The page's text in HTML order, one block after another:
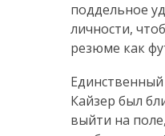
поддельное
личности,
резюме как
Единственный
Кайзер был
выйти на